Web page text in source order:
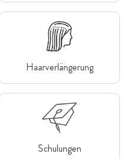
Haarverlängerung
Schulungen